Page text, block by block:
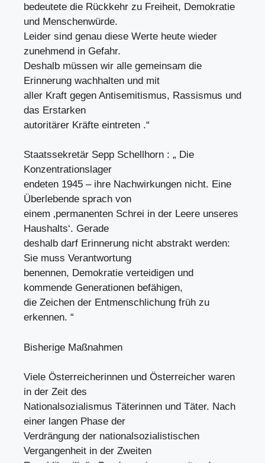
bedeutete die Rückkehr zu Freiheit, Demokratie
und Menschenwürde.
Leider sind genau diese Werte heute wieder
zunehmend in Gefahr.
Deshalb müssen wir alle gemeinsam die
Erinnerung wachhalten und mit
aller Kraft gegen Antisemitismus, Rassismus und
das Erstarken
autoritärer Kräfte eintreten .“
Staatssekretär Sepp Schellhorn : „ Die
Konzentrationslager
endeten 1945 – ihre Nachwirkungen nicht. Eine
Überlebende sprach von
einem ‚permanenten Schrei in der Leere unseres
Haushalts‘. Gerade
deshalb darf Erinnerung nicht abstrakt werden:
Sie muss Verantwortung
benennen, Demokratie verteidigen und
kommende Generationen befähigen,
die Zeichen der Entmenschlichung früh zu
erkennen. “
Bisherige Maßnahmen
Viele Österreicherinnen und Österreicher waren
in der Zeit des
Nationalsozialismus Täterinnen und Täter. Nach
einer langen Phase der
Verdrängung der nationalsozialistischen
Vergangenheit in der Zweiten